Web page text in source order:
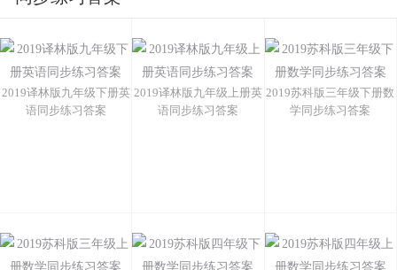
2019译林版九年级下册英
语同步练习答案
2019译林版九年级上册英
语同步练习答案
2019苏科版三年级下册数
学同步练习答案